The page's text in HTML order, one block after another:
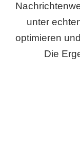
unter
optimieren
Die